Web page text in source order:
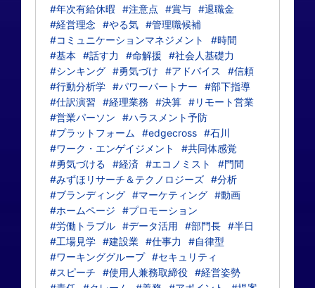
#年次有給休暇
#注意点 #賞与 #退職金
#経営理念 #やる気 #管理職候補
#コミュニケーションマネジメント
#時間
#基本
#話す力 #命解援
#社会人基礎力
#シンキング #勇気づけ #アドバイス
#信頼
#行動分析学 #パワーパートナー
#部下指導
#仕訳演習
#経理業務 #決算 #リモート営業
#営業パーソン
#ハラスメント予防
#プラットフォーム
#edgecross #石川
#ワーク・エンゲイジメント
#共同体感覚
#勇気づける
#経済 #エコノミスト
#門間
#みずほリサーチ＆テクノロジーズ #分析
#ブランディング #マーケティング #動画
#ホームページ
#プロモーション
#労働トラブル #データ活用 #部門長 #半日
#工場見学 #建設業 #仕事力
#自律型
#ワーキンググループ #セキュリティ
#スピーチ
#使用人兼務取締役 #経営姿勢